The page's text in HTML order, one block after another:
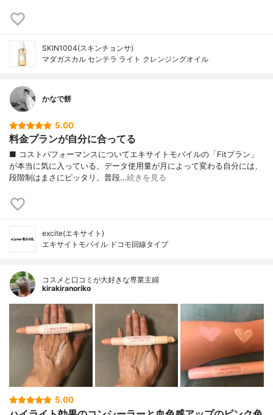
SKIN1004(スキンチョンサ)
マダガスカル センテラ ライト クレンジングオイル
かなで餅
5.00
料金プランが自分に合ってる
■ コストパフォーマンスについてエキサイトモバイルの「Fitプラン」
が本当に気に入っている。データ使用量が月によって変わる自分には、
段階制はまさにピッタリ。普段…続きを見る
excite(エキサイト)
エキサイトモバイル ドコモ回線タイプ
コスメと口コミが大好きな専業主婦
kirakiranoriko
5.00